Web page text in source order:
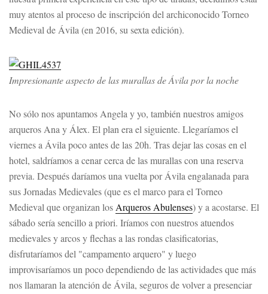
muy atentos al proceso de inscripción del archiconocido Torneo
Medieval de Ávila (en 2016, su sexta edición).
Impresionante aspecto de las murallas de Ávila por la noche
No sólo nos apuntamos Angela y yo, también nuestros amigos
arqueros Ana y Álex. El plan era el siguiente. Llegaríamos el
viernes a Ávila poco antes de las 20h. Tras dejar las cosas en el
hotel, saldríamos a cenar cerca de las murallas con una reserva
previa. Después daríamos una vuelta por Ávila engalanada para
sus Jornadas Medievales (que es el marco para el Torneo
Medieval que organizan losArqueros Abulenses) y a acostarse. El
sábado sería sencillo a priori. Iríamos con nuestros atuendos
medievales y arcos y flechas a las rondas clasificatorias,
disfrutaríamos del "campamento arquero" y luego
improvisaríamos un poco dependiendo de las actividades que más
nos llamaran la atención de Ávila, seguros de volver a presenciar